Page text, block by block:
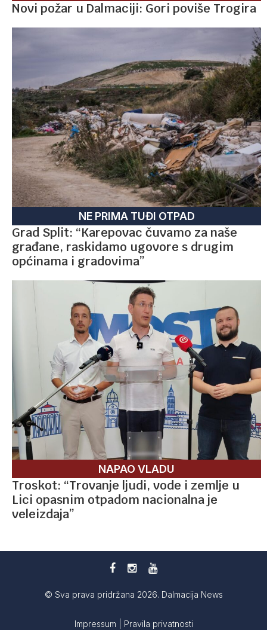
Novi požar u Dalmaciji: Gori poviše Trogira
NE PRIMA TUĐI OTPAD
Grad Split: “Karepovac čuvamo za naše
građane, raskidamo ugovore s drugim
općinama i gradovima”
NAPAO VLADU
Troskot: “Trovanje ljudi, vode i zemlje u
Lici opasnim otpadom nacionalna je
veleizdaja”
© Sva prava pridržana 2026. Dalmacija News
Impressum Pravila privatnosti